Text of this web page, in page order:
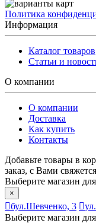
Политика
Информация
Каталог товаров
Статьи и
О компании
О компании
Доставка
Как купить
Контакты
Добавьте товары в
заказ, с Вами
Выберите магазин для
×
бул.Шевченко, 3
Выберите магазин для